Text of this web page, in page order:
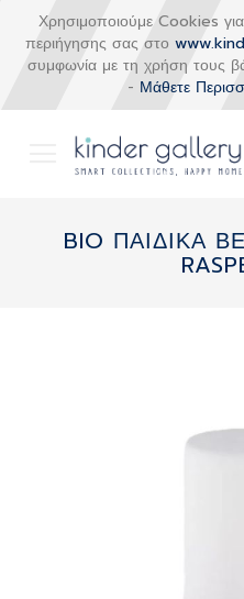
Χρησιμοποιούμε Cookies
περιήγησης σας στο
συμφωνία με τη χρήση τους
- Μάθετε
περιεχόμενοBIO ΠΑΙΔΙΚΑ